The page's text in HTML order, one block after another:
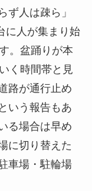
ず人は疎ら」
に人が集まり始
。盆踊りが本
く時間帯と見
路が通行止め
いう報告もあ
る場合は早め
に切り替えた
車場・駐輪場